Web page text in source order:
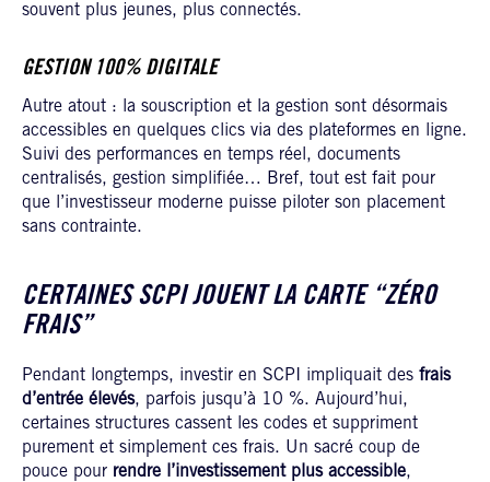
souvent plus jeunes, plus connectés.
GESTION 100% DIGITALE
Autre atout : la souscription et la gestion sont désormais
accessibles en quelques clics via des plateformes en ligne.
Suivi des performances en temps réel, documents
centralisés, gestion simplifiée… Bref, tout est fait pour
que l’investisseur moderne puisse piloter son placement
sans contrainte.
CERTAINES SCPI JOUENT LA CARTE “ZÉRO
FRAIS”
Pendant longtemps, investir en SCPI impliquait des frais
d’entrée élevés, parfois jusqu’à 10 %. Aujourd’hui,
certaines structures cassent les codes et suppriment
purement et simplement ces frais. Un sacré coup de
pouce pour rendre l’investissement plus accessible,